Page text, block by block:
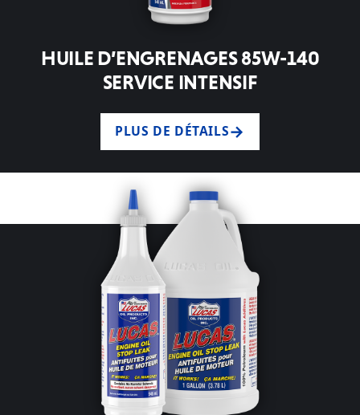
HUILE D’ENGRENAGES 85W-140
SERVICE INTENSIF
PLUS DE DÉTAILS